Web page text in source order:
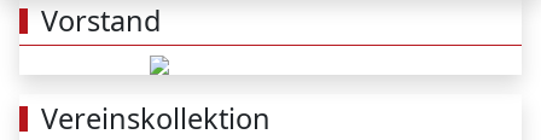
Vorstand
Vereinskollektion